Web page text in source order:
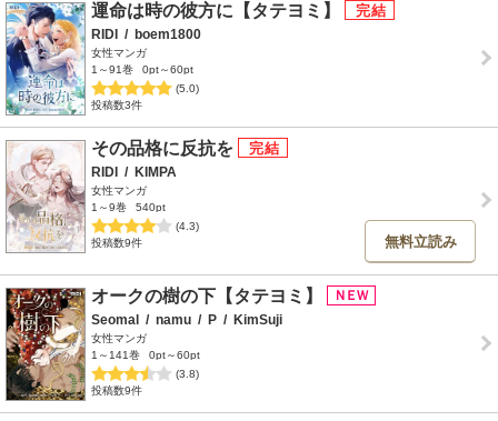
運命は時の彼方に【タテヨミ】
RIDI / boem1800
女性マンガ
1～91巻
0pt～60pt
(5.0)
投稿数3件
その品格に反抗を
RIDI / KIMPA
女性マンガ
1～9巻
540pt
(4.3)
投稿数9件
無料立読み
オークの樹の下【タテヨミ】
Seomal / namu / P / KimSuji
女性マンガ
1～141巻
0pt～60pt
(3.8)
投稿数9件